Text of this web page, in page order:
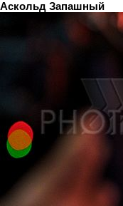
Аскольд Запашный